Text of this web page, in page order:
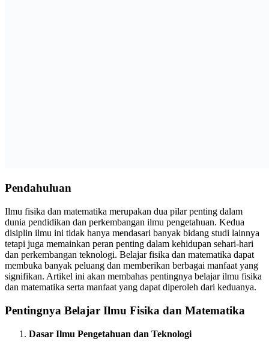
Pendahuluan
Ilmu fisika dan matematika merupakan dua pilar penting dalam
dunia pendidikan dan perkembangan ilmu pengetahuan. Kedua
disiplin ilmu ini tidak hanya mendasari banyak bidang studi lainnya
tetapi juga memainkan peran penting dalam kehidupan sehari-hari
dan perkembangan teknologi. Belajar fisika dan matematika dapat
membuka banyak peluang dan memberikan berbagai manfaat yang
signifikan. Artikel ini akan membahas pentingnya belajar ilmu fisika
dan matematika serta manfaat yang dapat diperoleh dari keduanya.
Pentingnya Belajar Ilmu Fisika dan Matematika
Dasar Ilmu Pengetahuan dan Teknologi